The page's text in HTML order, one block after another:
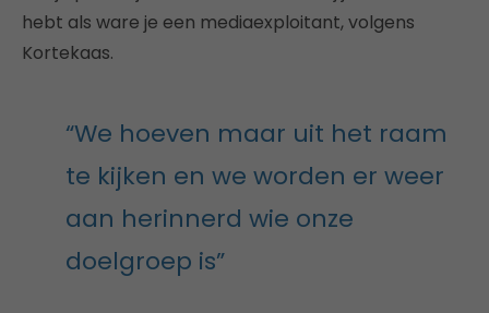
hebt als ware je een mediaexploitant, volgens
Kortekaas.
“We hoeven maar uit het raam
te kijken en we worden er weer
aan herinnerd wie onze
doelgroep is”